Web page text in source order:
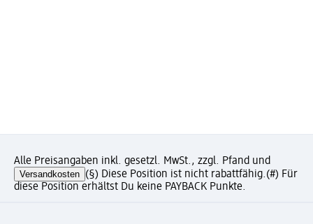
Alle Preisangaben inkl. gesetzl. MwSt., zzgl. Pfand und
Versandkosten (§) Diese Position ist nicht rabattfähig.(#) Für
diese Position erhältst Du keine PAYBACK Punkte.